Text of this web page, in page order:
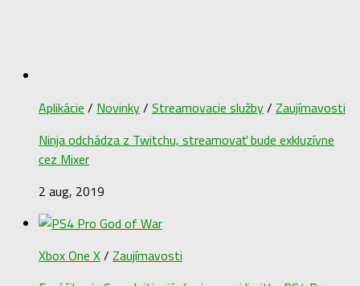
Aplikácie / Novinky/ Streamovacie služby/ Zaujímavosti
Ninja odchádza z Twitchu, streamovať bude exkluzívne
cez Mixer
2 aug, 2019
Xbox One X/ Zaujímavosti